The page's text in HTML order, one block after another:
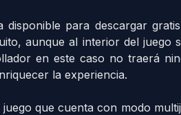
para descargar
aunque al interior del juego
en este caso no traerá
la experiencia.
que cuenta con modo